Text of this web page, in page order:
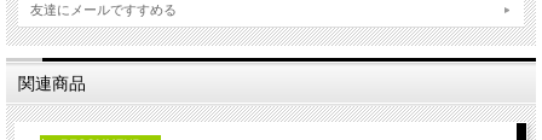
友達にメールですすめる
関連商品